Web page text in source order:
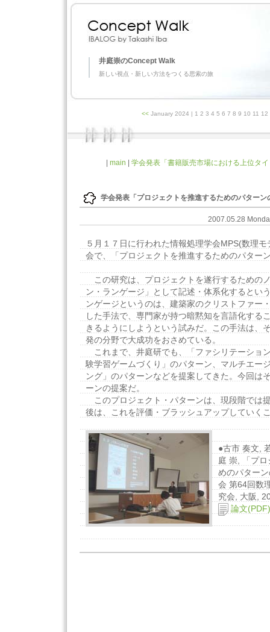
井庭崇のConcept Walk
新しい視点・新しい方法をつくる思索の旅
<< January 2024 | 1 2 3 4 5 6 7 8 9 10 11
| main | 学会発表「書籍販売市場における上位タ
学会発表「プロジェクトを推進するためのパターン
2007.05.28
５月１７日に行われた情報処理学会MPS(数理
会で、「プロジェクトを推進するためのパター
この研究は、プロジェクトを遂行するための
ン・ランゲージ」として記述・体系化するとい
ンゲージというのは、建築家のクリストファー
した手法で、専門家が持つ暗黙知を言語化する
きるようにしようという試みだ。この手法は、
発の分野で大成功をおさめている。
これまで、井庭研でも、「ファシリテーショ
験学習ゲームづくり」のパターン、マルチエー
ング」のパターンなどを提案してきた。今回は
ーンの提案だ。
このプロジェクト・パターンは、現段階では
後は、これを評価・ブラッシュアップしていく
●古市 奏文,
庭 崇, 「プ
めのパター
会 第64回数
究会, 大阪,
論文(PDF)